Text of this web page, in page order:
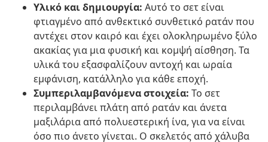
Υλικό και δημιουργία: Αυτό το σετ είναι
φτιαγμένο από ανθεκτικό συνθετικό ρατάν που
αντέχει στον καιρό και έχει ολοκληρωμένο ξύλο
ακακίας για μια φυσική και κομψή αίσθηση. Τα
υλικά του εξασφαλίζουν αντοχή και ωραία
εμφάνιση, κατάλληλο για κάθε εποχή.
Συμπεριλαμβανόμενα στοιχεία: Το σετ
περιλαμβάνει πλάτη από ρατάν και άνετα
μαξιλάρια από πολυεστερική ίνα, για να είναι
όσο πιο άνετο γίνεται. Ο σκελετός από χάλυβα